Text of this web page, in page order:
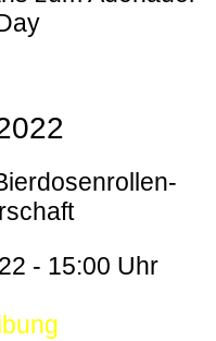
- 15:00 Uhr